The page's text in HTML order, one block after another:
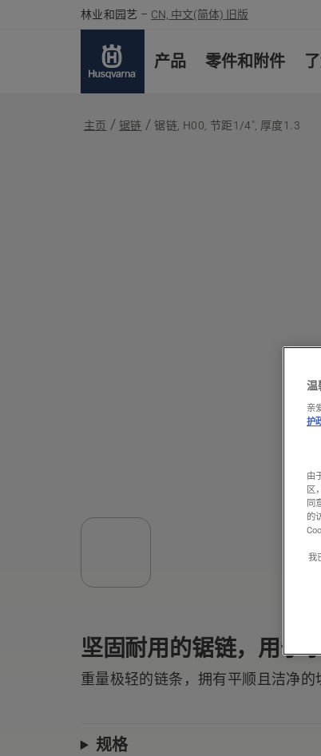
林业和园艺 – CN, 中文(简体) 旧版
产品 零件和附件
主页 锯链 锯链, H00, 节距1/4", 厚度1.3
坚固耐用的锯链，用于
重量极轻的链条，拥有平顺且洁净的
规格
温
亲
护
由
区
同
的
我